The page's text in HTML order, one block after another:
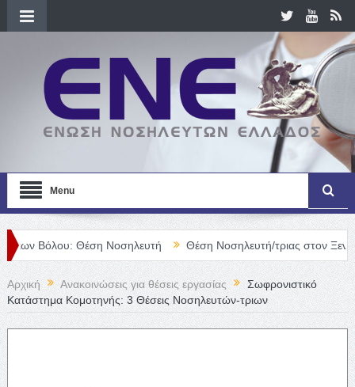
Menu
Θέση Νοσηλευτή Θέση Νοσηλευτή/τριας στον Ξενώνα
Αρχική Ανακοινώσεις για θέσεις εργασίας
Σωφρονιστικό
Κατάστημα Κομοτηνής: 3 Θέσεις Νοσηλευτών-τριων